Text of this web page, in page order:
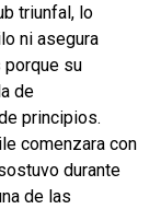
triunfal, lo
ni asegura
su
de
principios.
comenzara con
durante
de las